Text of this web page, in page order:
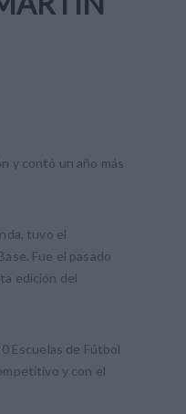
y contó un año más
tuvo el
Fue el pasado
edición del
Escuelas de Fútbol
y con el